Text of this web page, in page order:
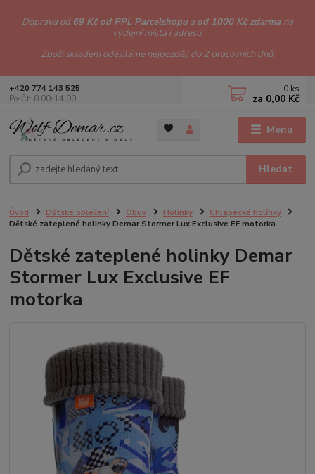
Doprava od69 Kč od PPL Parcelshopu a od 1000 Kč zdarma na
výdejní místa i adresu.
Zboží skladem odesíláme nejpozději do 2 pracovních dnů.
Menu
Hledat
+420 774 143 525
Po-Čt: 8.00-14.00
0 ks
za 0,00 Kč
Úvod Dětské oblečení Obuv Holínky
Chlapecké holínky
Dětské zateplené holinky Demar Stormer Lux Exclusive EF motorka
Dětské zateplené holinky Demar
Stormer Lux Exclusive EF
motorka